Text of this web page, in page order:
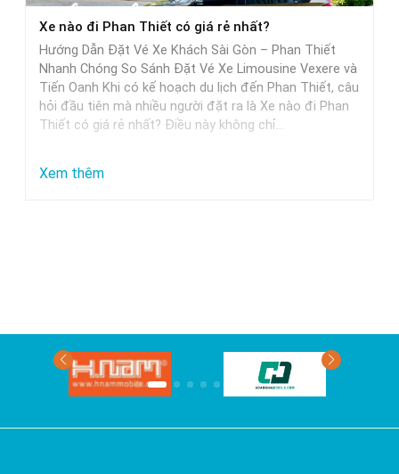
mất
bao
nhiêu
tiếng
khi
di
Xe nào đi Phan Thiết có giá rẻ nhất?
Hướng Dẫn Đặt Vé Xe Khách Sài Gòn – Phan Thiết
Nhanh Chóng So Sánh Đặt Vé Xe Limousine Vexere và
Tiến Oanh Khi có kế hoạch du lịch đến Phan Thiết, câu
hỏi đầu tiên mà nhiều người đặt ra là Xe nào đi Phan
Thiết có giá rẻ nhất? Điều này không chỉ…
Xem thêm:
rẻ
nhất?